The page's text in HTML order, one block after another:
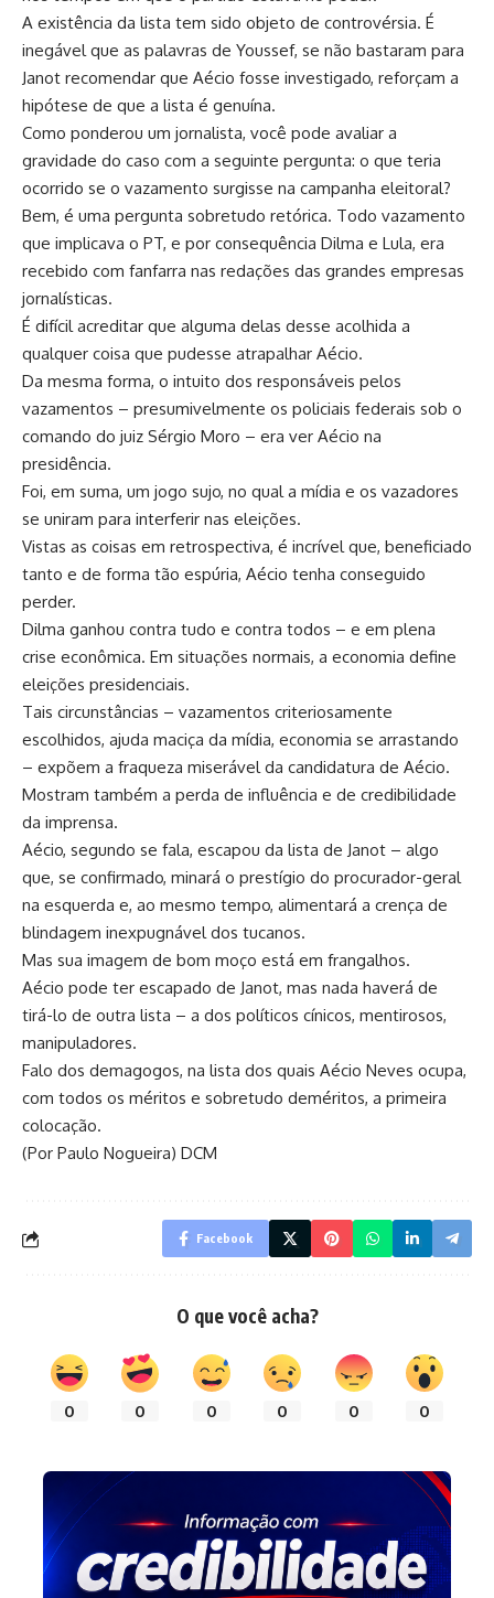
A existência da lista tem sido objeto de controvérsia. É
inegável que as palavras de Youssef, se não bastaram para
Janot recomendar que Aécio fosse investigado, reforçam a
hipótese de que a lista é genuína.
Como ponderou um jornalista, você pode avaliar a
gravidade do caso com a seguinte pergunta: o que teria
ocorrido se o vazamento surgisse na campanha eleitoral?
Bem, é uma pergunta sobretudo retórica. Todo vazamento
que implicava o PT, e por consequência Dilma e Lula, era
recebido com fanfarra nas redações das grandes empresas
jornalísticas.
É difícil acreditar que alguma delas desse acolhida a
qualquer coisa que pudesse atrapalhar Aécio.
Da mesma forma, o intuito dos responsáveis pelos
vazamentos – presumivelmente os policiais federais sob o
comando do juiz Sérgio Moro – era ver Aécio na
presidência.
Foi, em suma, um jogo sujo, no qual a mídia e os vazadores
se uniram para interferir nas eleições.
Vistas as coisas em retrospectiva, é incrível que, beneficiado
tanto e de forma tão espúria, Aécio tenha conseguido
perder.
Dilma ganhou contra tudo e contra todos – e em plena
crise econômica. Em situações normais, a economia define
eleições presidenciais.
Tais circunstâncias – vazamentos criteriosamente
escolhidos, ajuda maciça da mídia, economia se arrastando
– expõem a fraqueza miserável da candidatura de Aécio.
Mostram também a perda de influência e de credibilidade
da imprensa.
Aécio, segundo se fala, escapou da lista de Janot – algo
que, se confirmado, minará o prestígio do procurador-geral
na esquerda e, ao mesmo tempo, alimentará a crença de
blindagem inexpugnável dos tucanos.
Mas sua imagem de bom moço está em frangalhos.
Aécio pode ter escapado de Janot, mas nada haverá de
tirá-lo de outra lista – a dos políticos cínicos, mentirosos,
manipuladores.
Falo dos demagogos, na lista dos quais Aécio Neves ocupa,
com todos os méritos e sobretudo deméritos, a primeira
colocação.
(Por Paulo Nogueira) DCM
Facebook
O que você acha?
0 0 0 0 0 0